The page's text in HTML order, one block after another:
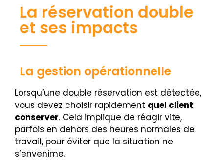
La réservation double
et ses impacts
La gestion opérationnelle
Lorsqu’une double réservation est détectée,
vous devez choisir rapidement quel client
conserver. Cela implique de réagir vite,
parfois en dehors des heures normales de
travail, pour éviter que la situation ne
s’envenime.